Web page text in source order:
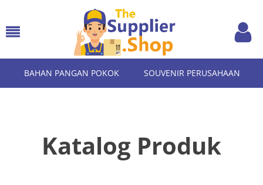
BAHAN PANGAN POKOK SOUVENIR PERUSAHAAN
Katalog Produk